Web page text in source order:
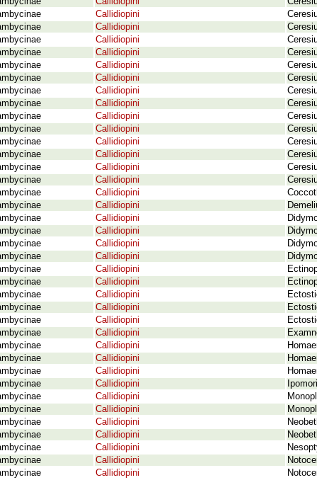
Callidiopini
Callidiopini
Callidiopini
Callidiopini
Callidiopini
Callidiopini
Callidiopini
Callidiopini
Callidiopini
Callidiopini
Callidiopini
Callidiopini
Callidiopini
Callidiopini
Callidiopini
Callidiopini
Callidiopini
Callidiopini
Callidiopini
Callidiopini
Callidiopini
Callidiopini
Callidiopini
Callidiopini
Callidiopini
Callidiopini
Callidiopini
Callidiopini
Callidiopini
Callidiopini
Callidiopini
Callidiopini
Callidiopini
Callidiopini
Callidiopini
Callidiopini
Callidiopini